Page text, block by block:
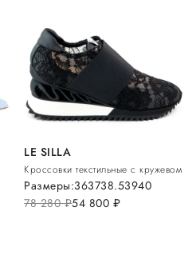
LE SILLA
Кроссовки текстильные с кружевом
78 280руб.54 800 руб.
Размеры:363738.53940